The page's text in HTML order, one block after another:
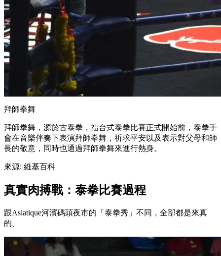
拜師拳舞
拜師拳舞，源於古泰拳，擂台式泰拳比賽正式開始前，泰拳手
會在音樂伴奏下表演拜師拳舞，祈求平安以及表示對父母和師
長的敬意，同時也通過拜師拳舞來進行熱身。
來源: 維基百科
真實肉搏戰：泰拳比賽過程
跟Asiatique河濱碼頭夜市的「泰拳秀」不同，全部都是來真
的。